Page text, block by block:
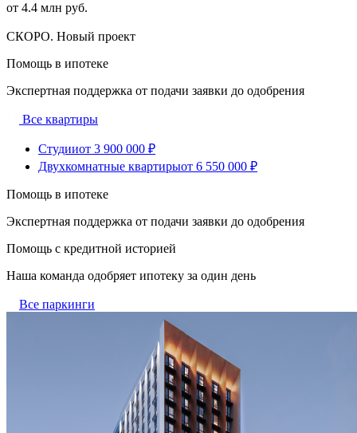
от 4.4 млн руб.
СКОРО. Новый проект
Помощь в ипотеке
Экспертная поддержка от подачи заявки до одобрения
Все квартиры
Студииот 3 900 000 ₽
Двухкомнатные квартирыот 6 550 000 ₽
Помощь в ипотеке
Экспертная поддержка от подачи заявки до одобрения
Помощь с кредитной историей
Наша команда одобряет ипотеку за один день
Все паркинги